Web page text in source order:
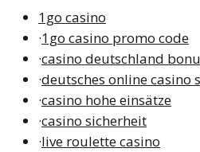
1go casino
·1go casino promo code
·casino deutschland
·deutsches online casino
·casino hohe einsätze
·casino sicherheit
·live roulette casino